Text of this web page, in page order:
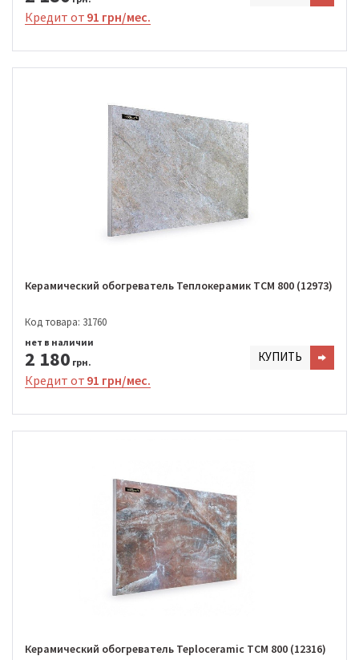
Кредит от 91 грн/мес.
Керамический обогреватель Теплокерамик TCM 800 (12973)
Код товара: 31760
2 180 грн.
нет в наличии
КУПИТЬ
Кредит от 91 грн/мес.
Керамический обогреватель Teploceramic TCM 800 (12316)